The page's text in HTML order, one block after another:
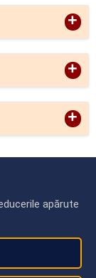
+
+
+
apărute